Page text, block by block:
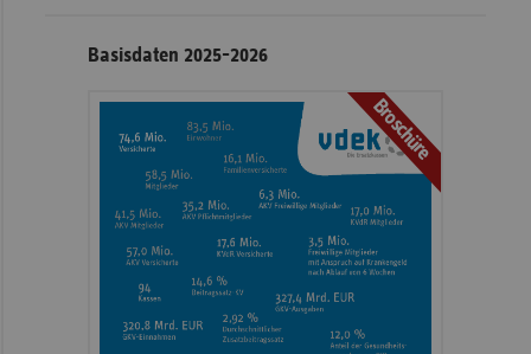
Basisdaten 2025-2026
Broschüre